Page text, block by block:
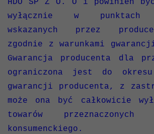
HDO SP Z O. O i powinien
wyłącznie w punktach
wskazanych przez
zgodnie z warunkami
Gwarancja producenta dla
ograniczona jest do okresu
gwarancji producenta, z
może ona być całkowicie
towarów
konsumenckiego.